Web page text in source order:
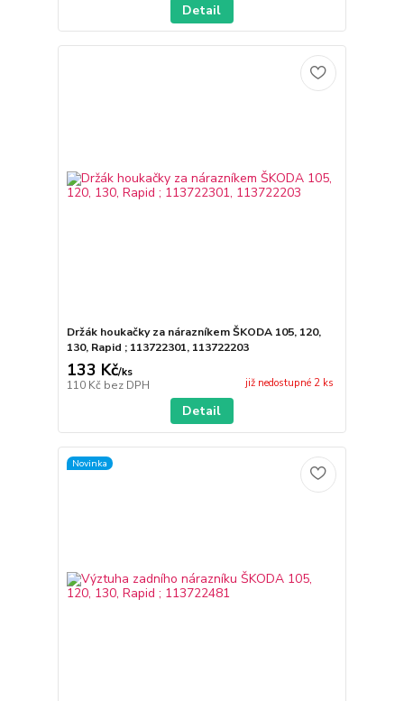
Detail
Držák houkačky za nárazníkem ŠKODA 105, 120,
130, Rapid ; 113722301, 113722203
133 Kč/ks
110 Kč bez DPH již nedostupné 2 ks
Detail
Novinka